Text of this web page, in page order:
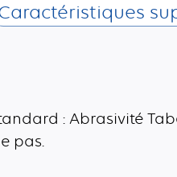
: Abrasivité
pas.